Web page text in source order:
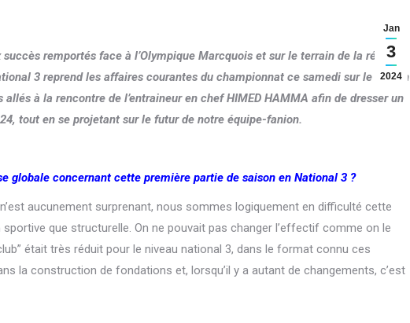
Jan
3
2024
remportés face à l’Olympique Marcquois et sur le terrain de la réserve
3 reprend les affaires courantes du championnat ce samedi sur le terrain
allés à la rencontre de l’entraineur en chef HIMED HAMMA afin de dresser un
tout en se projetant sur le futur de notre équipe-fanion.
globale concernant cette première partie de saison en National 3 ?
aucunement surprenant, nous sommes logiquement en difficulté cette
que structurelle. On ne pouvait pas changer l’effectif comme on le
était très réduit pour le niveau national 3, dans le format connu ces
la construction de fondations et, lorsqu’il y a autant de changements, c’est